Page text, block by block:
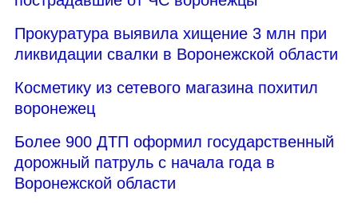
Прокуратура выявила хищение 3 млн при
ликвидации свалки в Воронежской области
Косметику из сетевого магазина похитил
воронежец
Более 900 ДТП оформил государственный
дорожный патруль с начала года в
Воронежской области